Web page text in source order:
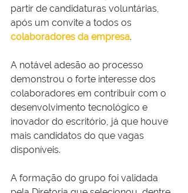
partir de candidaturas voluntárias,
após um convite a todos os
colaboradores da empresa.
A notável adesão ao processo
demonstrou o forte interesse dos
colaboradores em contribuir com o
desenvolvimento tecnológico e
inovador do escritório, já que houve
mais candidatos do que vagas
disponíveis.
A formação do grupo foi validada